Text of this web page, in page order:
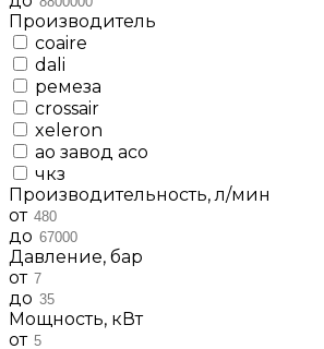
Производитель
coaire
dali
ремеза
crossair
xeleron
ао завод асо
чкз
Производительность, л/мин
от
до
Давление, бар
от
до
Мощность, кВт
от